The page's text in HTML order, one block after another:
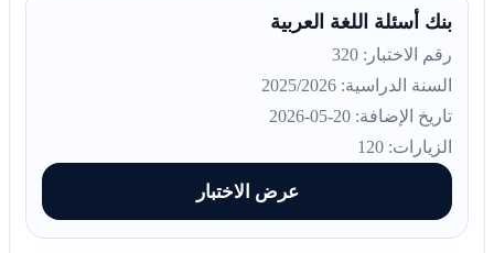
بنك أسئلة اللغة العربية
رقم الاختبار: 320
السنة الدراسية: 2025/2026
تاريخ الإضافة: 20-05-2026
الزيارات: 120
عرض الاختبار